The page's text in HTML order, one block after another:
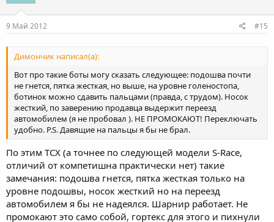
9 Май 2012 #15
Димончик написал(а):
Вот про такие боты могу сказать следующее: подошва почти
не гнется, пятка жесткая, но выше, на уровне голеностопа,
ботинок можно сдавить пальцами (правда, с трудом). Носок
жесткий, по заверению продавца выдержит переезд
автомобилем (я не пробовал ). НЕ ПРОМОКАЮТ! Переключать
удобно. P.S. Давящие на пальцы я бы не брал.
По этим TCX (а точнее по следующей модели S-Race,
отличий от компетишна практически нет) такие
замечания: подошва гнется, пятка жесткая только на
уровне подошвы, носок жесткий но на переезд
автомобилем я бы не надеялся. Шарнир работает. Не
промокают это само собой, гортекс для этого и пихнули